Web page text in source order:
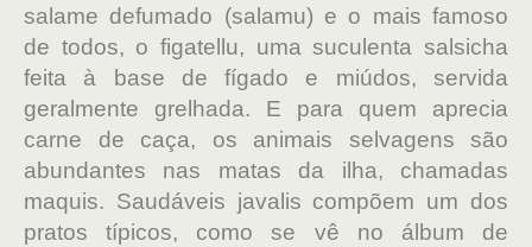
salame defumado (salamu) e o mais famoso
de todos, o figatellu, uma suculenta salsicha
feita à base de fígado e miúdos, servida
geralmente grelhada. E para quem aprecia
carne de caça, os animais selvagens são
abundantes nas matas da ilha, chamadas
maquis. Saudáveis javalis compõem um dos
pratos típicos, como se vê no álbum de